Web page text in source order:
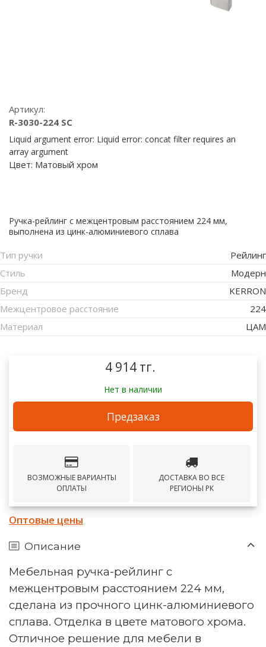
Артикул:
R-3030-224 SC
Liquid argument error: Liquid error: concat filter requires an
array argument
Цвет: Матовый хром
Ручка-рейлинг с межцентровым расстоянием 224 мм,
выполнена из цинк-алюминиевого сплава
Тип ручки
Рейлинг
Стиль
Модерн
Бренд
KERRON
Межцентровое расстояние
224
Материал
ЦАМ
4 914 тг.
Нет в наличии
Предзаказ
ВОЗМОЖНЫЕ ВАРИАНТЫ
ОПЛАТЫ
ДОСТАВКА ВО ВСЕ
РЕГИОНЫ РК
Оптовые цены
Описание
Мебельная ручка-рейлинг с
межцентровым расстоянием 224 мм,
сделана из прочного цинк-алюминиевого
сплава. Отделка в цвете матового хрома.
Отличное решение для мебели в